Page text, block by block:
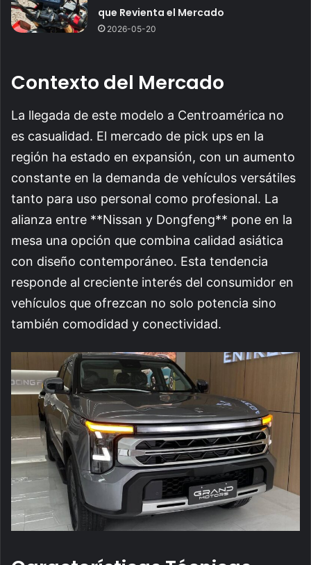
que Revienta el Mercado
2026-05-20
Contexto del Mercado
La llegada de este modelo a Centroamérica no
es casualidad. El mercado de pick ups en la
región ha estado en expansión, con un aumento
constante en la demanda de vehículos versátiles
tanto para uso personal como profesional. La
alianza entre **Nissan y Dongfeng** pone en la
mesa una opción que combina calidad asiática
con diseño contemporáneo. Esta tendencia
responde al creciente interés del consumidor en
vehículos que ofrezcan no solo potencia sino
también comodidad y conectividad.